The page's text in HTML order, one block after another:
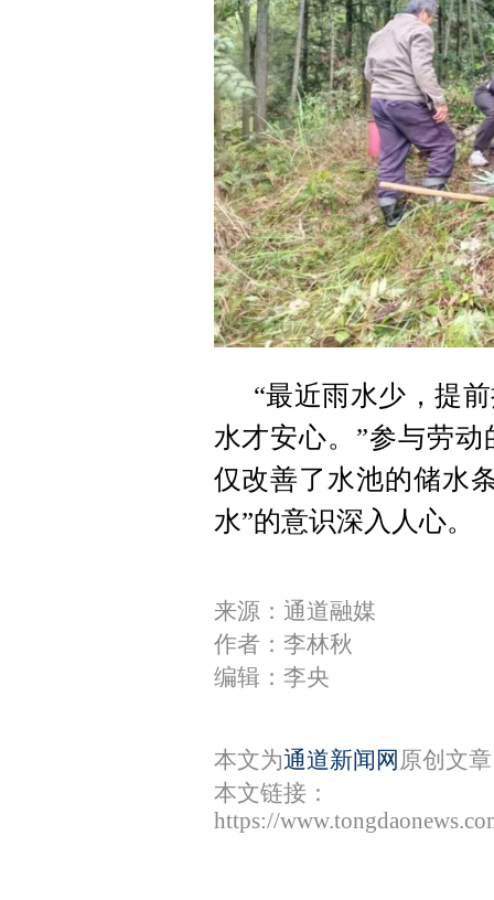
“最近雨水少，提
水才安心。”参与劳
仅改善了水池的储水
水”的意识深入人心。
来源：通道融媒
作者：李林秋
编辑：李央
本文为通道新闻网 原创文
本文链接：
https://